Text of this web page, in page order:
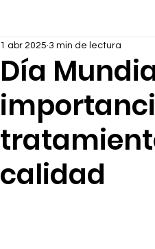
Día
calidad
1 abr 2025 3 min de lectura